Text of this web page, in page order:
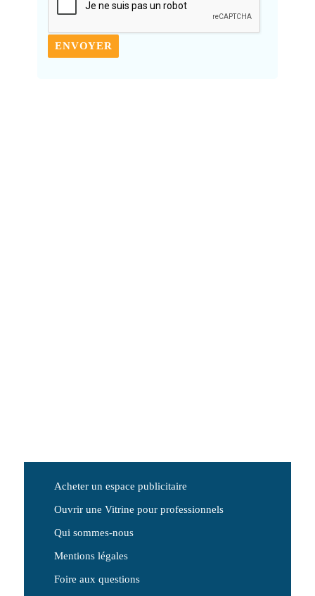
Acheter un espace publicitaire
Ouvrir une Vitrine pour professionnels
Qui sommes-nous
Mentions légales
Foire aux questions